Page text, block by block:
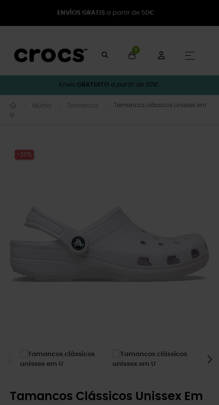
ENVÍOS GRATIS a partir de 50€
0
☰
Envio GRATUITO a partir de 50€.
Mulher Tamancos
Tamancos clássicos unissex em
U
-20%
Tamancos Clássicos Unissex Em